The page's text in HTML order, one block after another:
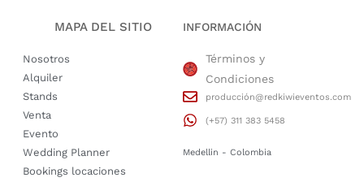
MAPA DEL SITIO
Nosotros
Alquiler
Stands
Venta
Evento
Wedding Planner
Bookings locaciones
INFORMACIÓN
Términos y
Condiciones
producción@redkiwieventos.com
(+57) 311 383 5458
Medellin - Colombia